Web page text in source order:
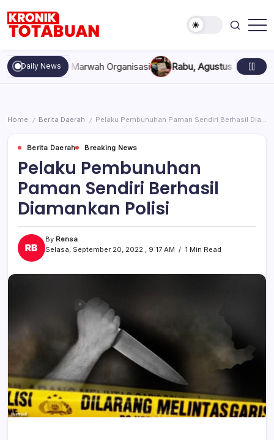
content
Totabuan
hari
ini
Kronik
Daily News
dan Marwah Organisasi Rabu, Agustus 5, 2026 , 11:44 AM
Home / Berita Daerah / Pelaku Pembunuhan Paman Sendiri Berhasil Diamankan Polisi
Berita Daerah Breaking News
Pelaku Pembunuhan
Paman Sendiri Berhasil
Diamankan Polisi
By Rensa
Selasa, September 20, 2022 , 9:17 AM
1 Min Read